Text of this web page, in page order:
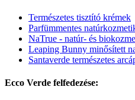
Természetes tisztító krémek
Parfümmentes
NaTrue - natúr- és
Leaping Bunny minősített
Santaverde természetes
Ecco Verde felfedezése: